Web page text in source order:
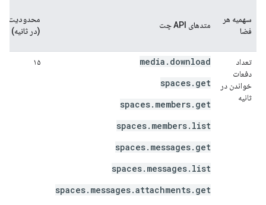
سهمیه هر
فضا
متدهای API چت
محدودیت
(در ثانیه)
تعداد
دفعات
خواندن در
ثانیه
media.download
spaces.get
spaces.members.get
spaces.members.list
spaces.messages.get
spaces.messages.list
spaces.messages.attachments.get
۱۵